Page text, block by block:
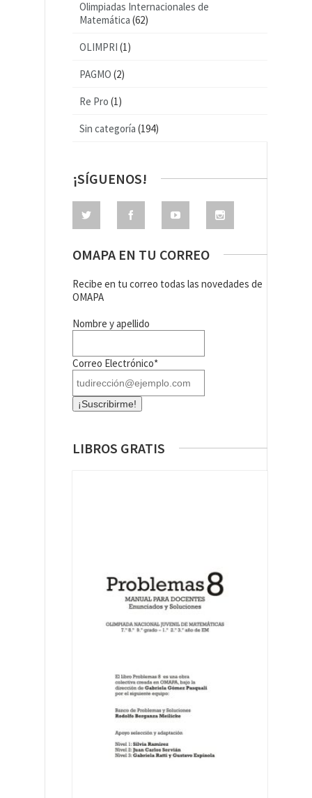
Olimpiadas Internacionales de
Matemática (62)
OLIMPRI (1)
PAGMO (2)
Re Pro (1)
Sin categoría (194)
¡SÍGUENOS!
OMAPA EN TU CORREO
Recibe en tu correo todas las novedades de
OMAPA
Nombre y apellido
Correo Electrónico*
LIBROS GRATIS